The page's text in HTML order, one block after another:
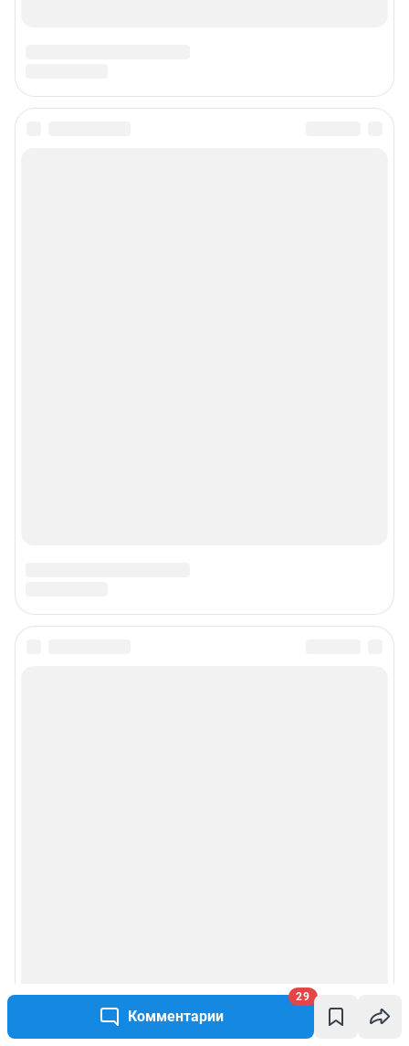
Комментарии
29